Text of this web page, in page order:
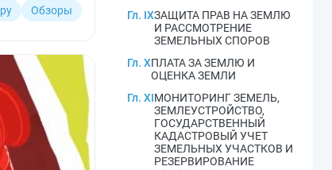
Обзоры
Гл. IXЗАЩИТА ПРАВ НА ЗЕМЛЮ
И РАССМОТРЕНИЕ
ЗЕМЕЛЬНЫХ СПОРОВ
Гл. XПЛАТА ЗА ЗЕМЛЮ И
ОЦЕНКА ЗЕМЛИ
Гл. XIМОНИТОРИНГ ЗЕМЕЛЬ,
ЗЕМЛЕУСТРОЙСТВО,
ГОСУДАРСТВЕННЫЙ
КАДАСТРОВЫЙ УЧЕТ
ЗЕМЕЛЬНЫХ УЧАСТКОВ И
РЕЗЕРВИРОВАНИЕ